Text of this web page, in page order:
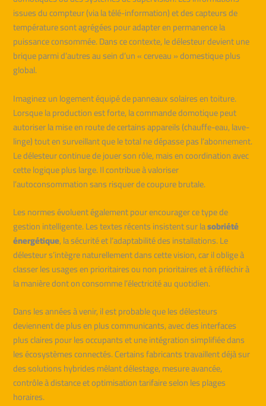
issues du compteur (via la télé-information) et des capteurs de
température sont agrégées pour adapter en permanence la
puissance consommée. Dans ce contexte, le délesteur devient une
brique parmi d’autres au sein d’un « cerveau » domestique plus
global.
Imaginez un logement équipé de panneaux solaires en toiture.
Lorsque la production est forte, la commande domotique peut
autoriser la mise en route de certains appareils (chauffe-eau, lave-
linge) tout en surveillant que le total ne dépasse pas l’abonnement.
Le délesteur continue de jouer son rôle, mais en coordination avec
cette logique plus large. Il contribue à valoriser
l’autoconsommation sans risquer de coupure brutale.
Les normes évoluent également pour encourager ce type de
gestion intelligente. Les textes récents insistent sur lasobriété
énergétique, la sécurité et l’adaptabilité des installations. Le
délesteur s’intègre naturellement dans cette vision, car il oblige à
classer les usages en prioritaires ou non prioritaires et à réfléchir à
la manière dont on consomme l’électricité au quotidien.
Dans les années à venir, il est probable que les délesteurs
deviennent de plus en plus communicants, avec des interfaces
plus claires pour les occupants et une intégration simplifiée dans
les écosystèmes connectés. Certains fabricants travaillent déjà sur
des solutions hybrides mêlant délestage, mesure avancée,
contrôle à distance et optimisation tarifaire selon les plages
horaires.